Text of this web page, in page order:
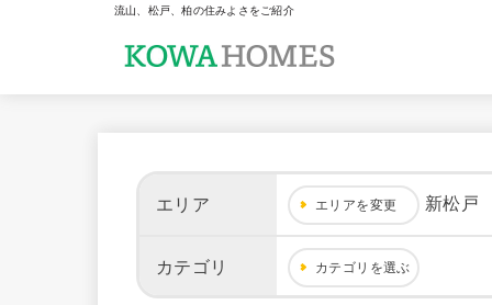
流山、松戸、柏の住みよさをご紹介
エリア エリアを変更 新松戸
カテゴリ カテゴリを選ぶ